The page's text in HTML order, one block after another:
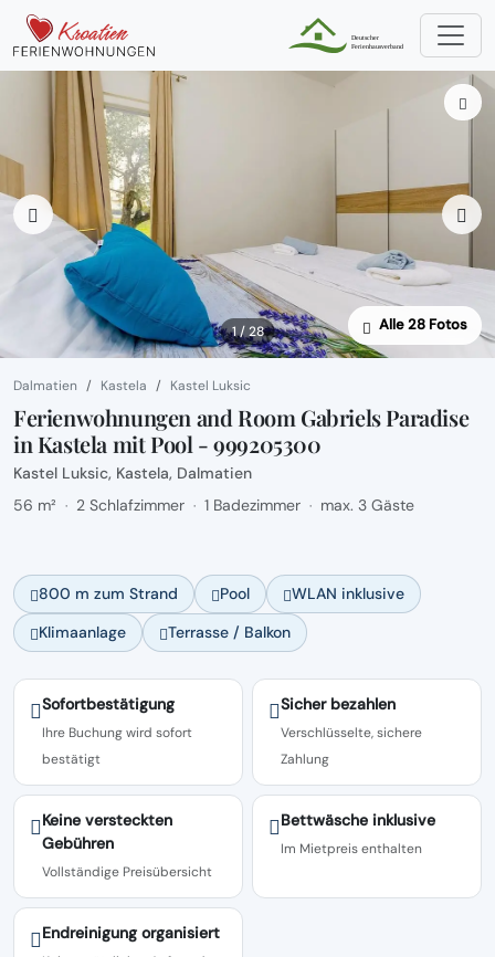
1 / 28 Alle 28 Fotos
Dalmatien Kastela Kastel Luksic
Ferienwohnungen and Room Gabriels Paradise
in Kastela mit Pool - 999205300
Kastel Luksic, Kastela, Dalmatien
56 m² · 2 Schlafzimmer · 1 Badezimmer · max. 3 Gäste
800 m zum Strand Pool
WLAN inklusive
Klimaanlage
Terrasse / Balkon
Sofortbestätigung
Ihre Buchung wird sofort
bestätigt
Sicher bezahlen
Verschlüsselte, sichere
Zahlung
Keine versteckten
Gebühren
Vollständige Preisübersicht
Bettwäsche inklusive
Im Mietpreis enthalten
Endreinigung organisiert